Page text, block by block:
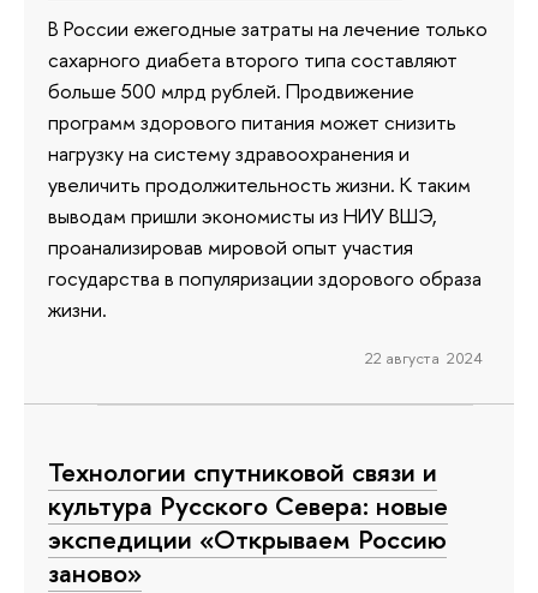
В России ежегодные затраты на лечение только
сахарного диабета второго типа составляют
больше 500 млрд рублей. Продвижение
программ здорового питания может снизить
нагрузку на систему здравоохранения и
увеличить продолжительность жизни. К таким
выводам пришли экономисты из НИУ ВШЭ,
проанализировав мировой опыт участия
государства в популяризации здорового образа
жизни.
22 августа 2024
Технологии спутниковой связи и
культура Русского Севера: новые
экспедиции «Открываем Россию
заново»